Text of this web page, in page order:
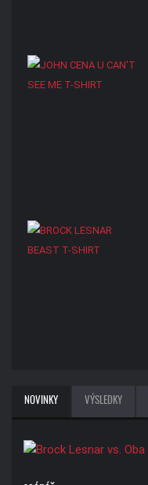
NOVINKY VÝSLEDKY